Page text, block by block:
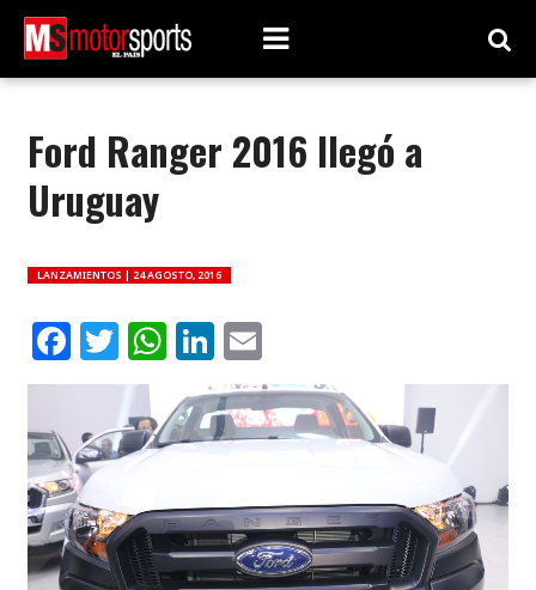
Ford Ranger 2016 llegó a
Uruguay
LANZAMIENTOS | 24 AGOSTO, 2016
Facebook
Twitter
WhatsApp
LinkedIn
Email